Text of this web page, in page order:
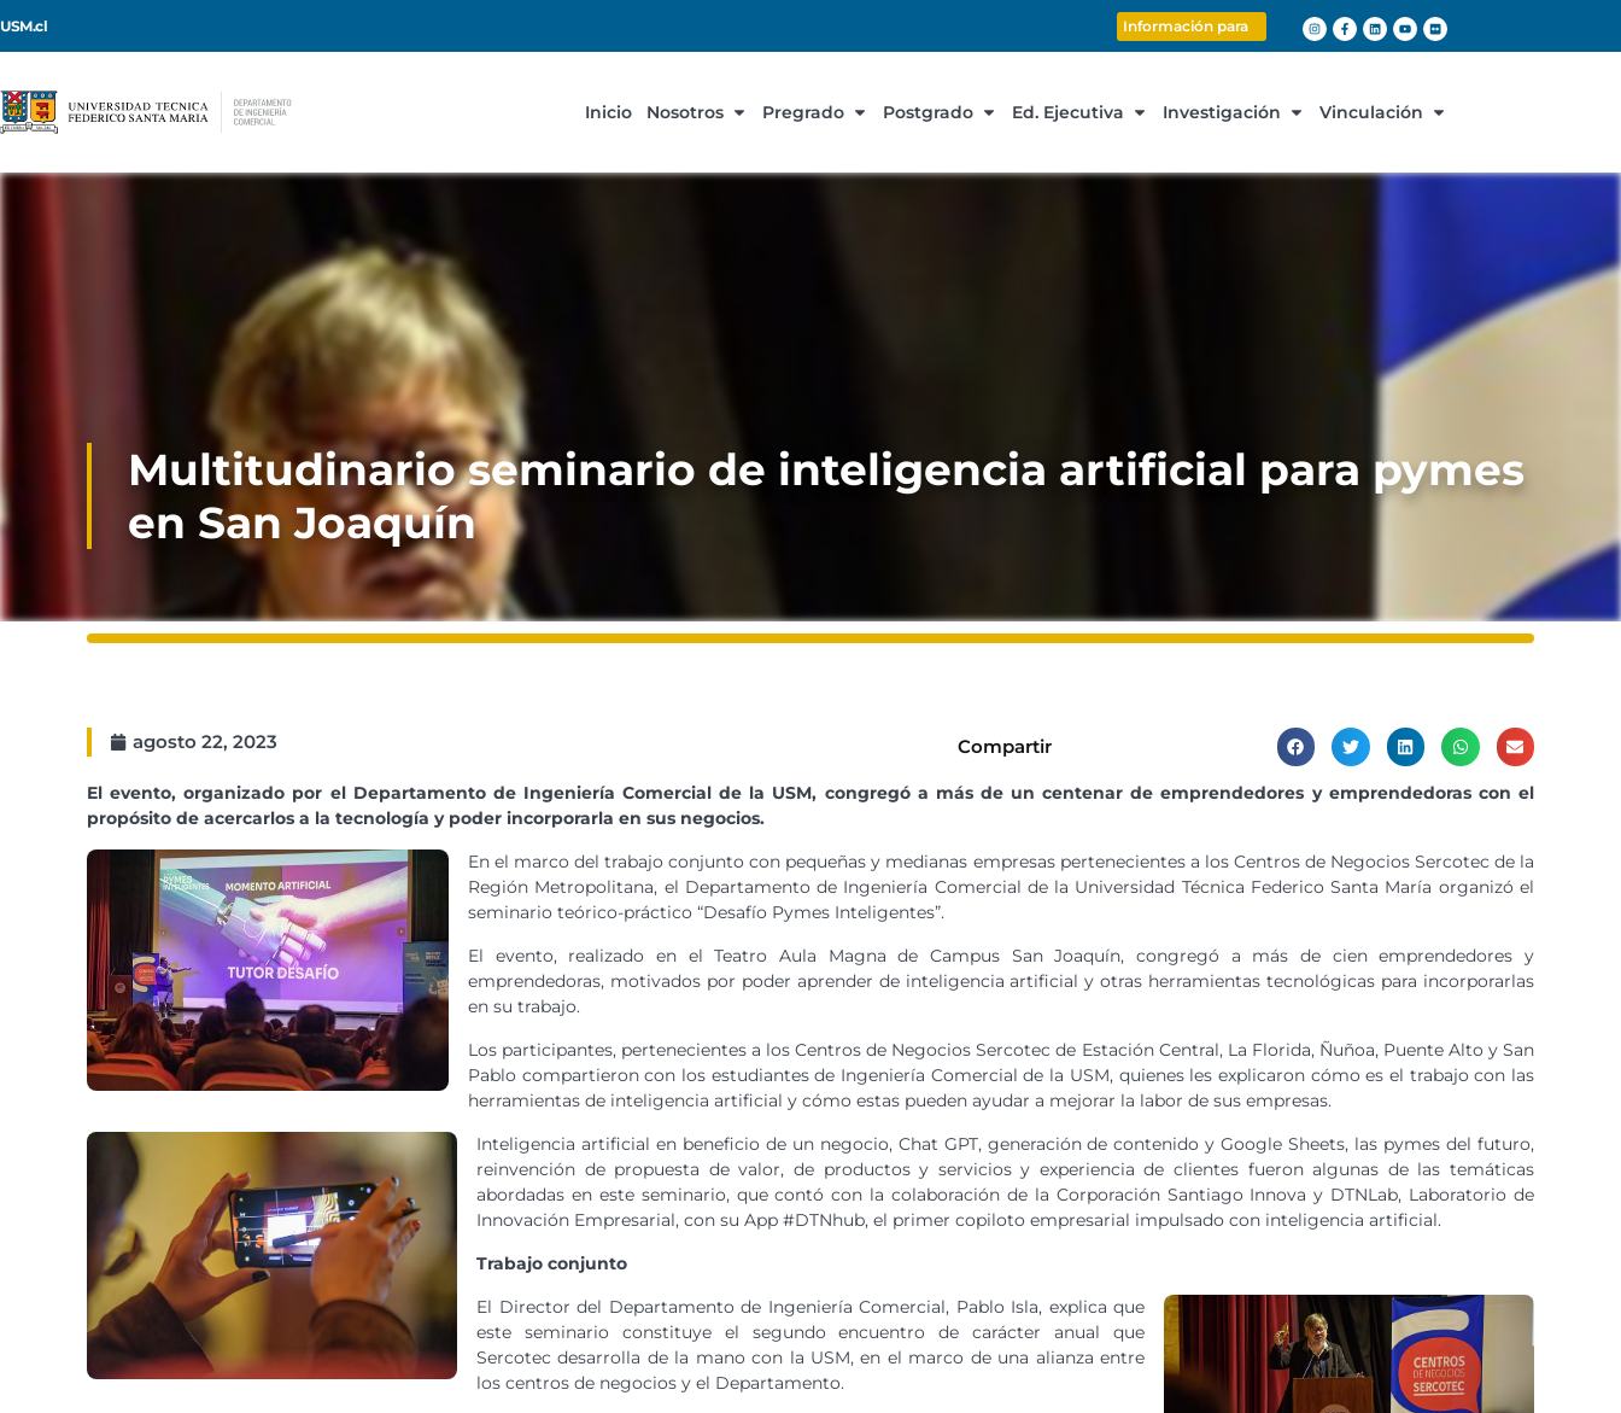
USM.cl Información para
Inicio Nosotros Pregrado Postgrado Ed. Ejecutiva Investigación Vinculación
Multitudinario seminario de inteligencia artificial para pymes
en San Joaquín
agosto 22, 2023 Compartir
El evento, organizado por el Departamento de Ingeniería Comercial de la USM, congregó a más de un centenar de emprendedores y emprendedoras con el
propósito de acercarlos a la tecnología y poder incorporarla en sus negocios.
En el marco del trabajo conjunto con pequeñas y medianas empresas pertenecientes a los Centros de Negocios Sercotec de la
Región Metropolitana, el Departamento de Ingeniería Comercial de la Universidad Técnica Federico Santa María organizó el
seminario teórico-práctico “Desafío Pymes Inteligentes”.
El evento, realizado en el Teatro Aula Magna de Campus San Joaquín, congregó a más de cien emprendedores y
emprendedoras, motivados por poder aprender de inteligencia artificial y otras herramientas tecnológicas para incorporarlas
en su trabajo.
Los participantes, pertenecientes a los Centros de Negocios Sercotec de Estación Central, La Florida, Ñuñoa, Puente Alto y San
Pablo compartieron con los estudiantes de Ingeniería Comercial de la USM, quienes les explicaron cómo es el trabajo con las
herramientas de inteligencia artificial y cómo estas pueden ayudar a mejorar la labor de sus empresas.
Inteligencia artificial en beneficio de un negocio, Chat GPT, generación de contenido y Google Sheets, las pymes del futuro,
reinvención de propuesta de valor, de productos y servicios y experiencia de clientes fueron algunas de las temáticas
abordadas en este seminario, que contó con la colaboración de la Corporación Santiago Innova y DTNLab, Laboratorio de
Innovación Empresarial, con su App #DTNhub, el primer copiloto empresarial impulsado con inteligencia artificial.
Trabajo conjunto
El Director del Departamento de Ingeniería Comercial, Pablo Isla, explica que
este seminario constituye el segundo encuentro de carácter anual que
Sercotec desarrolla de la mano con la USM, en el marco de una alianza entre
los centros de negocios y el Departamento.